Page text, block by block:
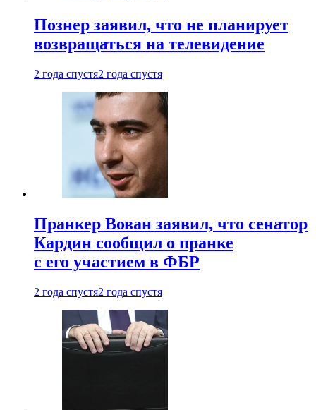
Познер заявил, что не планирует
возвращаться на телевидение
2 года спустя2 года спустя
Пранкер Вован заявил, что сенатор
Кардин сообщил о пранке
с его участием в ФБР
2 года спустя2 года спустя